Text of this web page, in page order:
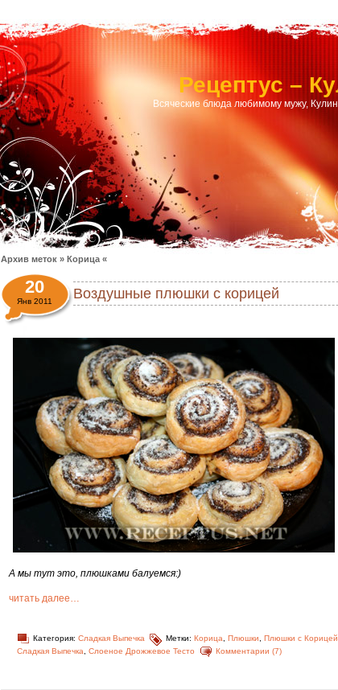
Рецептус –
Всяческие блюда любимому мужу,
Архив меток » Корица «
Воздушные плюшки с корицей
20
Янв 2011
А мы тут это, плюшками балуемся:)
читать далее…
Категория: Сладкая Выпечка Метки: Корица Плюшки Плюшки с Корицей
Сладкая Выпечка
Слоеное Дрожжевое Тесто Комментарии (7)